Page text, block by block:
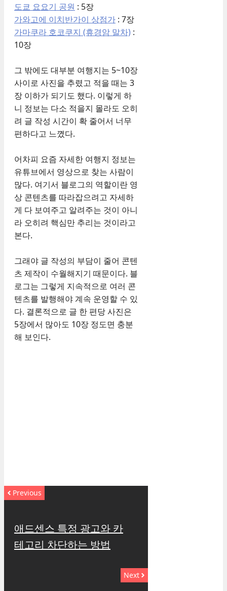
도쿄 요요기 공원 : 5장
가와고에 이치반가이 상점가 : 7장
가마쿠라 호코쿠지 (휴경암 말차) :
10장
그 밖에도 대부분 여행지는 5~10장
사이로 사진을 추렸고 적을 때는 3
장 이하가 되기도 했다. 이렇게 하
니 정보는 다소 적을지 몰라도 오히
려 글 작성 시간이 확 줄어서 너무
편하다고 느꼈다.
어차피 요즘 자세한 여행지 정보는
유튜브에서 영상으로 찾는 사람이
많다. 여기서 블로그의 역할이란 영
상 콘텐츠를 따라잡으려고 자세하
게 다 보여주고 알려주는 것이 아니
라 오히려 핵심만 추리는 것이라고
본다.
그래야 글 작성의 부담이 줄어 콘텐
츠 제작이 수월해지기 때문이다. 블
로그는 그렇게 지속적으로 여러 콘
텐츠를 발행해야 계속 운영할 수 있
다. 결론적으로 글 한 편당 사진은
5장에서 많아도 10장 정도면 충분
해 보인다.
Previous
애드센스 특정 광고와 카
테고리 차단하는 방법
Next